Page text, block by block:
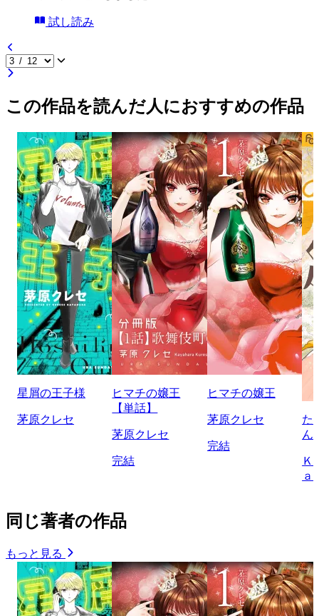
試し読み
この作品を読んだ人におすすめの作品
星屑の王子様
茅原クレセ
ヒマチの嬢王
【単話】
茅原クレセ
完結
ヒマチの嬢王
茅原クレセ
完結
た
ん
Ｋ
ａ
同じ著者の作品
もっと見る